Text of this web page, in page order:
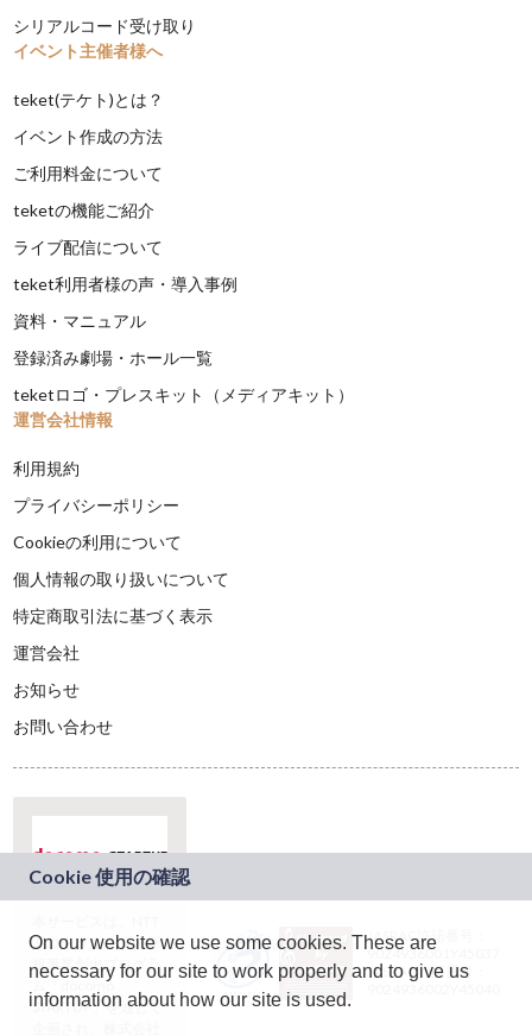
シリアルコード受け取り
イベント主催者様へ
teket(テケト)とは？
イベント作成の方法
ご利用料金について
teketの機能ご紹介
ライブ配信について
teket利用者様の声・導入事例
資料・マニュアル
登録済み劇場・ホール一覧
teketロゴ・プレスキット（メディアキット）
運営会社情報
利用規約
プライバシーポリシー
Cookieの利用について
個人情報の取り扱いについて
特定商取引法に基づく表示
運営会社
お知らせ
お問い合わせ
ドコモグループの新
規事業創出プログラ
ム「docomo
STARTUP」を通じて
JASRAC許諾番号：
9024936001Y45037
JASRAC許諾番号：
On our website we use some cookies. These are
necessary for our site to work properly and to give us
information about how our site is used.